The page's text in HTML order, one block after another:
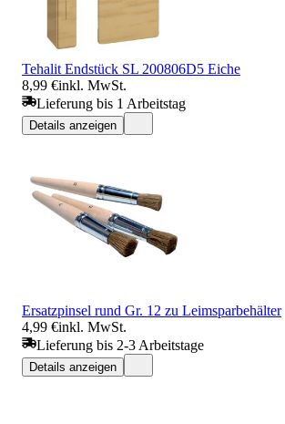
Tehalit Endstück SL 200806D5 Eiche
8,99 €inkl. MwSt.
Lieferung bis 1 Arbeitstag
Details anzeigen
Ersatzpinsel rund Gr. 12 zu Leimsparbehälter
4,99 €inkl. MwSt.
Lieferung bis 2-3 Arbeitstage
Details anzeigen